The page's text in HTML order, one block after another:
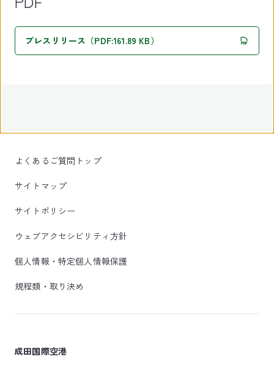
プレスリリース（PDF:161.89 KB）
よくあるご質問トップ
サイトマップ
サイトポリシー
ウェブアクセシビリティ方針
個人情報・特定個人情報保護
規程類・取り決め
成田国際空港